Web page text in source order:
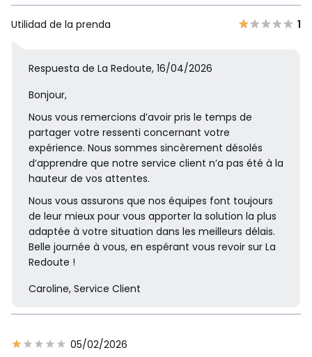
Utilidad de la prenda 1
Respuesta de La Redoute, 16/04/2026
Bonjour,
Nous vous remercions d’avoir pris le temps de
partager votre ressenti concernant votre
expérience. Nous sommes sincèrement désolés
d’apprendre que notre service client n’a pas été à la
hauteur de vos attentes.
Nous vous assurons que nos équipes font toujours
de leur mieux pour vous apporter la solution la plus
adaptée à votre situation dans les meilleurs délais.
Belle journée à vous, en espérant vous revoir sur La
Redoute !
Caroline, Service Client
05/02/2026